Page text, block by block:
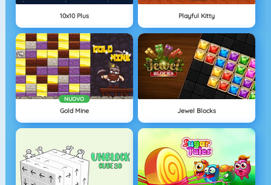
10x10 Plus Playful Kitty
NUOVO
Gold Mine Jewel Blocks